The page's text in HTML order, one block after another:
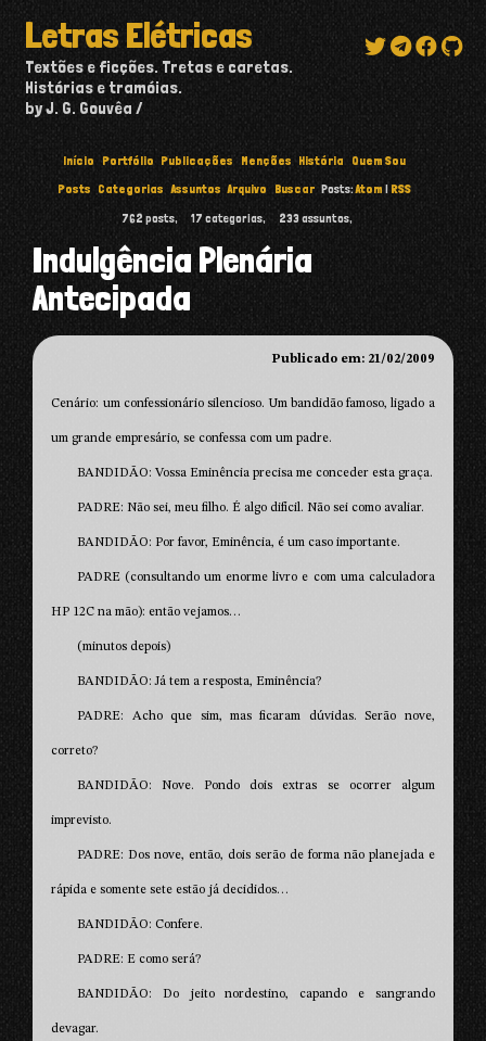
Letras Elétricas
Textões e ficções. Tretas e caretas.
Histórias e tramóias.
by J. G. Gouvêa
Início Portfólio Publicações Menções História
Quem Sou
Posts Categorias Assuntos Arquivo Buscar Posts:Atom | RSS
762 posts, 17 categorias, 233assuntos,
Indulgência Plenária
Antecipada
Publicado em: 21/02/2009
Cenário: um confessionário silencioso. Um bandidão famoso, ligado a
um grande empresário, se confessa com um padre.
BANDIDÃO: Vossa Eminência precisa me conceder esta graça.
PADRE: Não sei, meu filho. É algo difícil. Não sei como avaliar.
BANDIDÃO: Por favor, Eminência, é um caso importante.
PADRE (consultando um enorme livro e com uma calculadora
HP 12C na mão): então vejamos…
(minutos depois)
BANDIDÃO: Já tem a resposta, Eminência?
PADRE: Acho que sim, mas ficaram dúvidas. Serão nove,
correto?
BANDIDÃO: Nove. Pondo dois extras se ocorrer algum
imprevisto.
PADRE: Dos nove, então, dois serão de forma não planejada e
rápida e somente sete estão já decididos…
BANDIDÃO: Confere.
PADRE: E como será?
BANDIDÃO: Do jeito nordestino, capando e sangrando
devagar.